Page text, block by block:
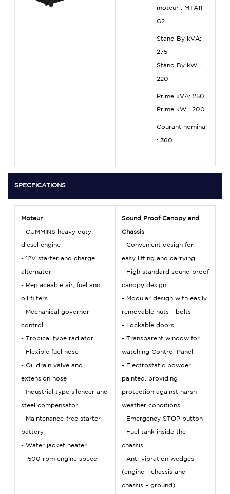
moteur : MTA11-
G2
Stand By kVA:
275
Stand By kW :
220
Prime kVA: 250
Prime kW : 200
Courant nominal
: 360
SPECFICATIONS
Moteur
- CUMMİNS heavy duty
diesel engine
- 12V starter and charge
alternator
- Replaceable air, fuel and
oil filters
- Mechanical governor
control
- Tropical type radiator
- Flexible fuel hose
- Oil drain valve and
extension hose
- Industrial type silencer and
steel compensator
- Maintenance-free starter
battery
- Water jacket heater
- 1500 rpm engine speed
Sound Proof Canopy and
Chassis
- Convenient design for
easy lifting and carrying
- High standard sound proof
canopy design
- Modular design with easily
removable nuts - bolts
- Lockable doors
- Transparent window for
watching Control Panel
- Electrostatic powder
painted, providing
protection against harsh
weather conditions
- Emergency STOP button
- Fuel tank inside the
chassis
- Anti-vibration wedges
(engine - chassis and
chassis – ground)